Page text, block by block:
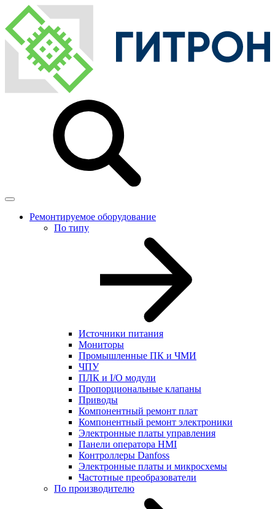
Ремонтируемое оборудование
По типу
Источники питания
Мониторы
Промышленные ПК и ЧМИ
ЧПУ
ПЛК и I/O модули
Пропорциональные клапаны
Приводы
Компонентный ремонт плат
Компонентный ремонт электроники
Электронные платы управления
Панели оператора HMI
Контроллеры Danfoss
Электронные платы и микросхемы
Частотные преобразователи
По производителю